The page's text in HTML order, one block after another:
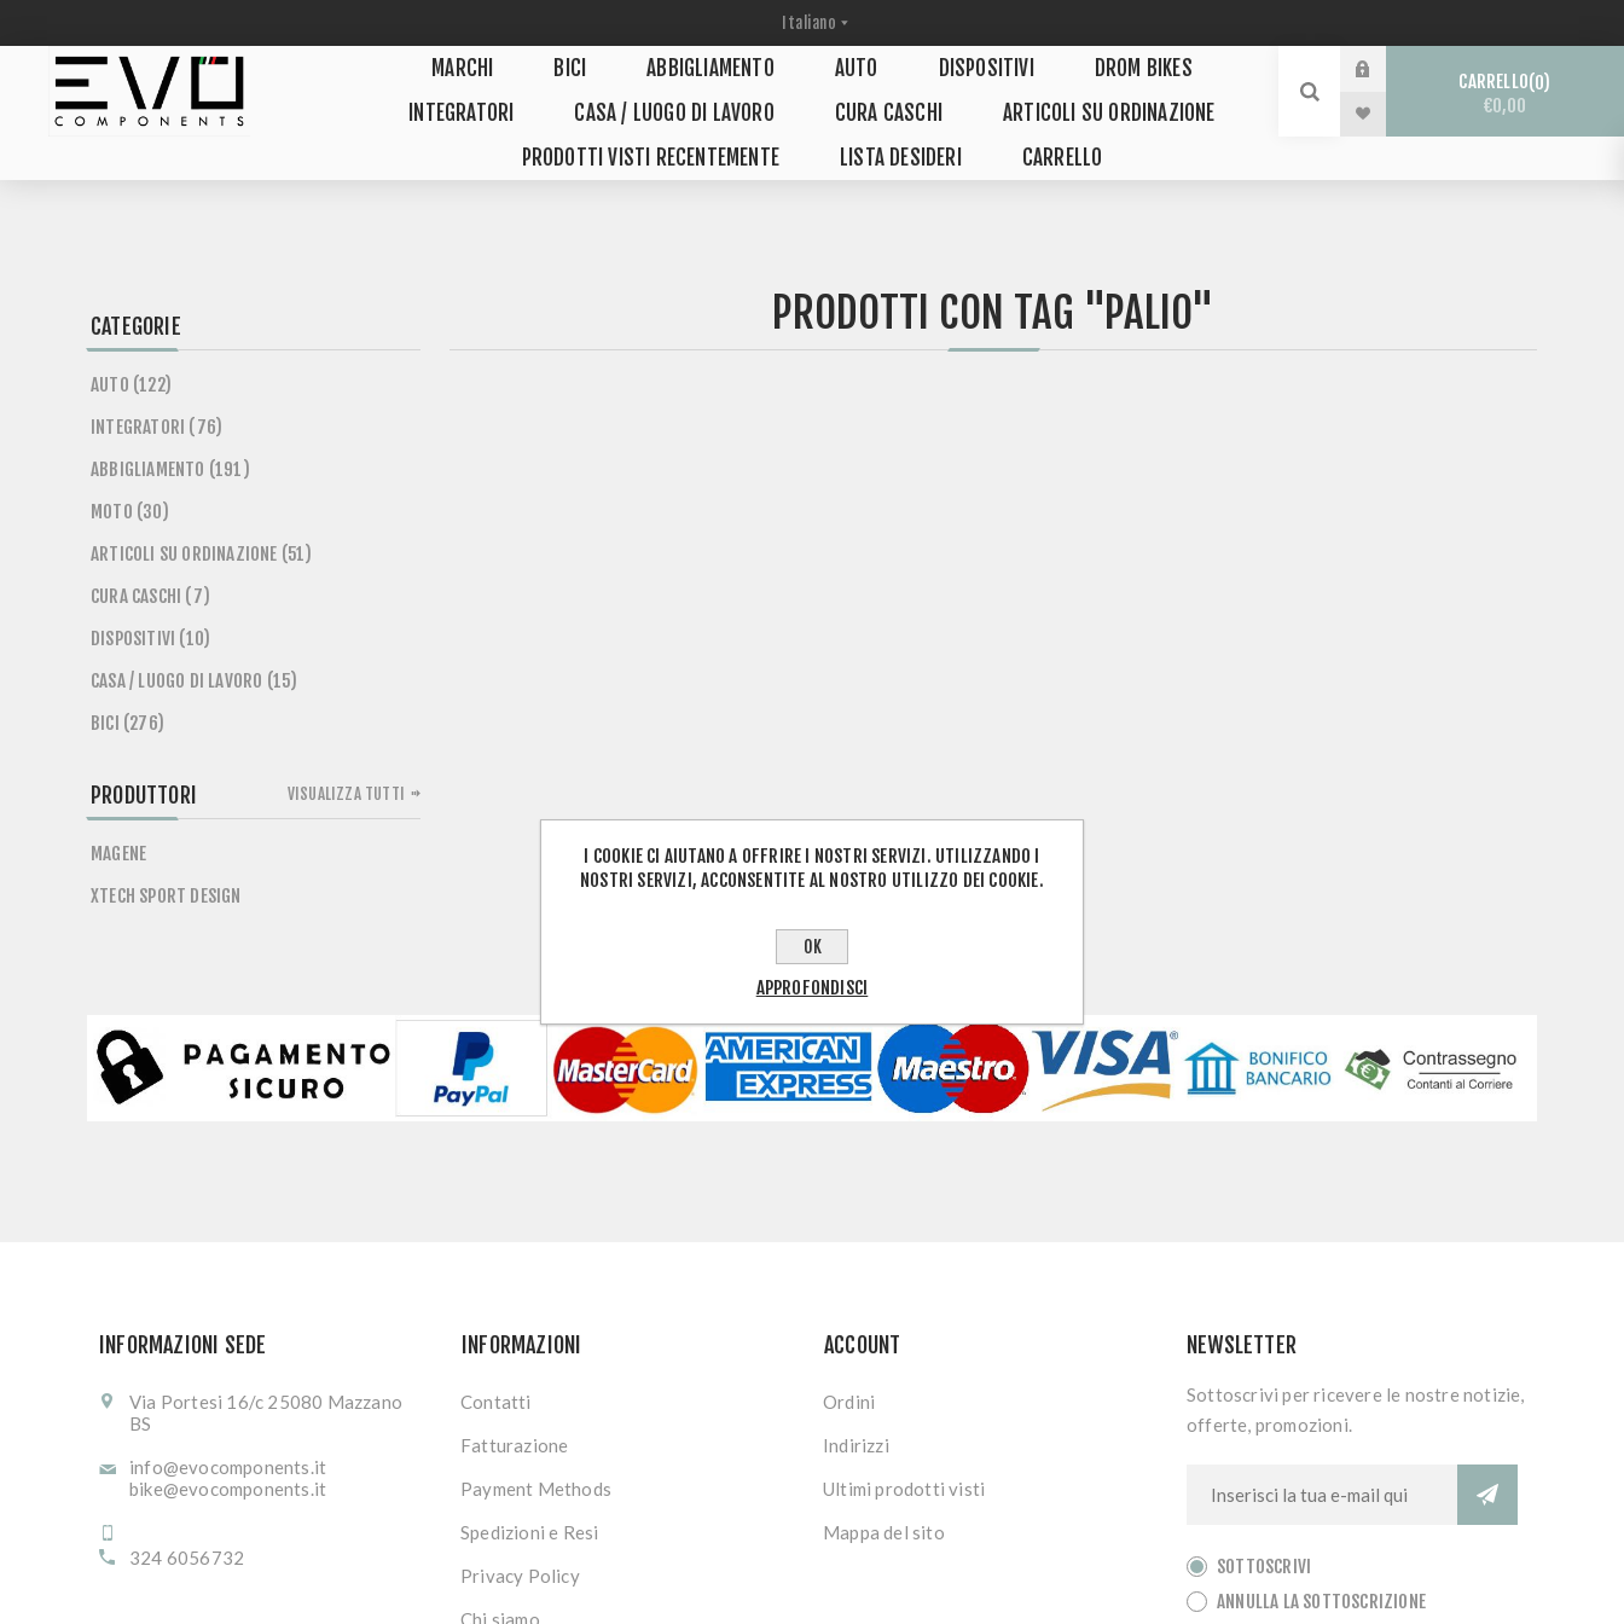
MARCHI BICI ABBIGLIAMENTO AUTO DISPOSITIVI
DROM BIKES
INTEGRATORI
CASA / LUOGO DI LAVORO CURA CASCHI
ARTICOLI SU ORDINAZIONE
PRODOTTI VISTI RECENTEMENTE
LISTA DESIDERI CARRELLO
CARRELLO 0
€0,00
PRODOTTI CON TAG "PALIO"
CATEGORIE
AUTO (122)
INTEGRATORI (76)
ABBIGLIAMENTO (191)
MOTO (30)
ARTICOLI SU ORDINAZIONE (51)
CURA CASCHI (7)
DISPOSITIVI (10)
CASA / LUOGO DI LAVORO (15)
BICI (276)
PRODUTTORI
MAGENE
XTECH SPORT DESIGN
VISUALIZZA TUTTI
INFORMAZIONI SEDE
Via Portesi 16/c 25080 Mazzano
BS
info@evocomponents.it
bike@evocomponents.it
324 6056732
INFORMAZIONI
Contatti
Fatturazione
Payment Methods
Spedizioni e Resi
Privacy Policy
Chi siamo
ACCOUNT
Ordini
Indirizzi
Ultimi prodotti visti
Mappa del sito
NEWSLETTER
Sottoscrivi per ricevere le nostre notizie,
offerte, promozioni.
SOTTOSCRIVI
ANNULLA LA SOTTOSCRIZIONE
I COOKIE CI AIUTANO A OFFRIRE I NOSTRI SERVIZI. UTILIZZANDO I
NOSTRI SERVIZI, ACCONSENTITE AL NOSTRO UTILIZZO DEI COOKIE.
OK
APPROFONDISCI